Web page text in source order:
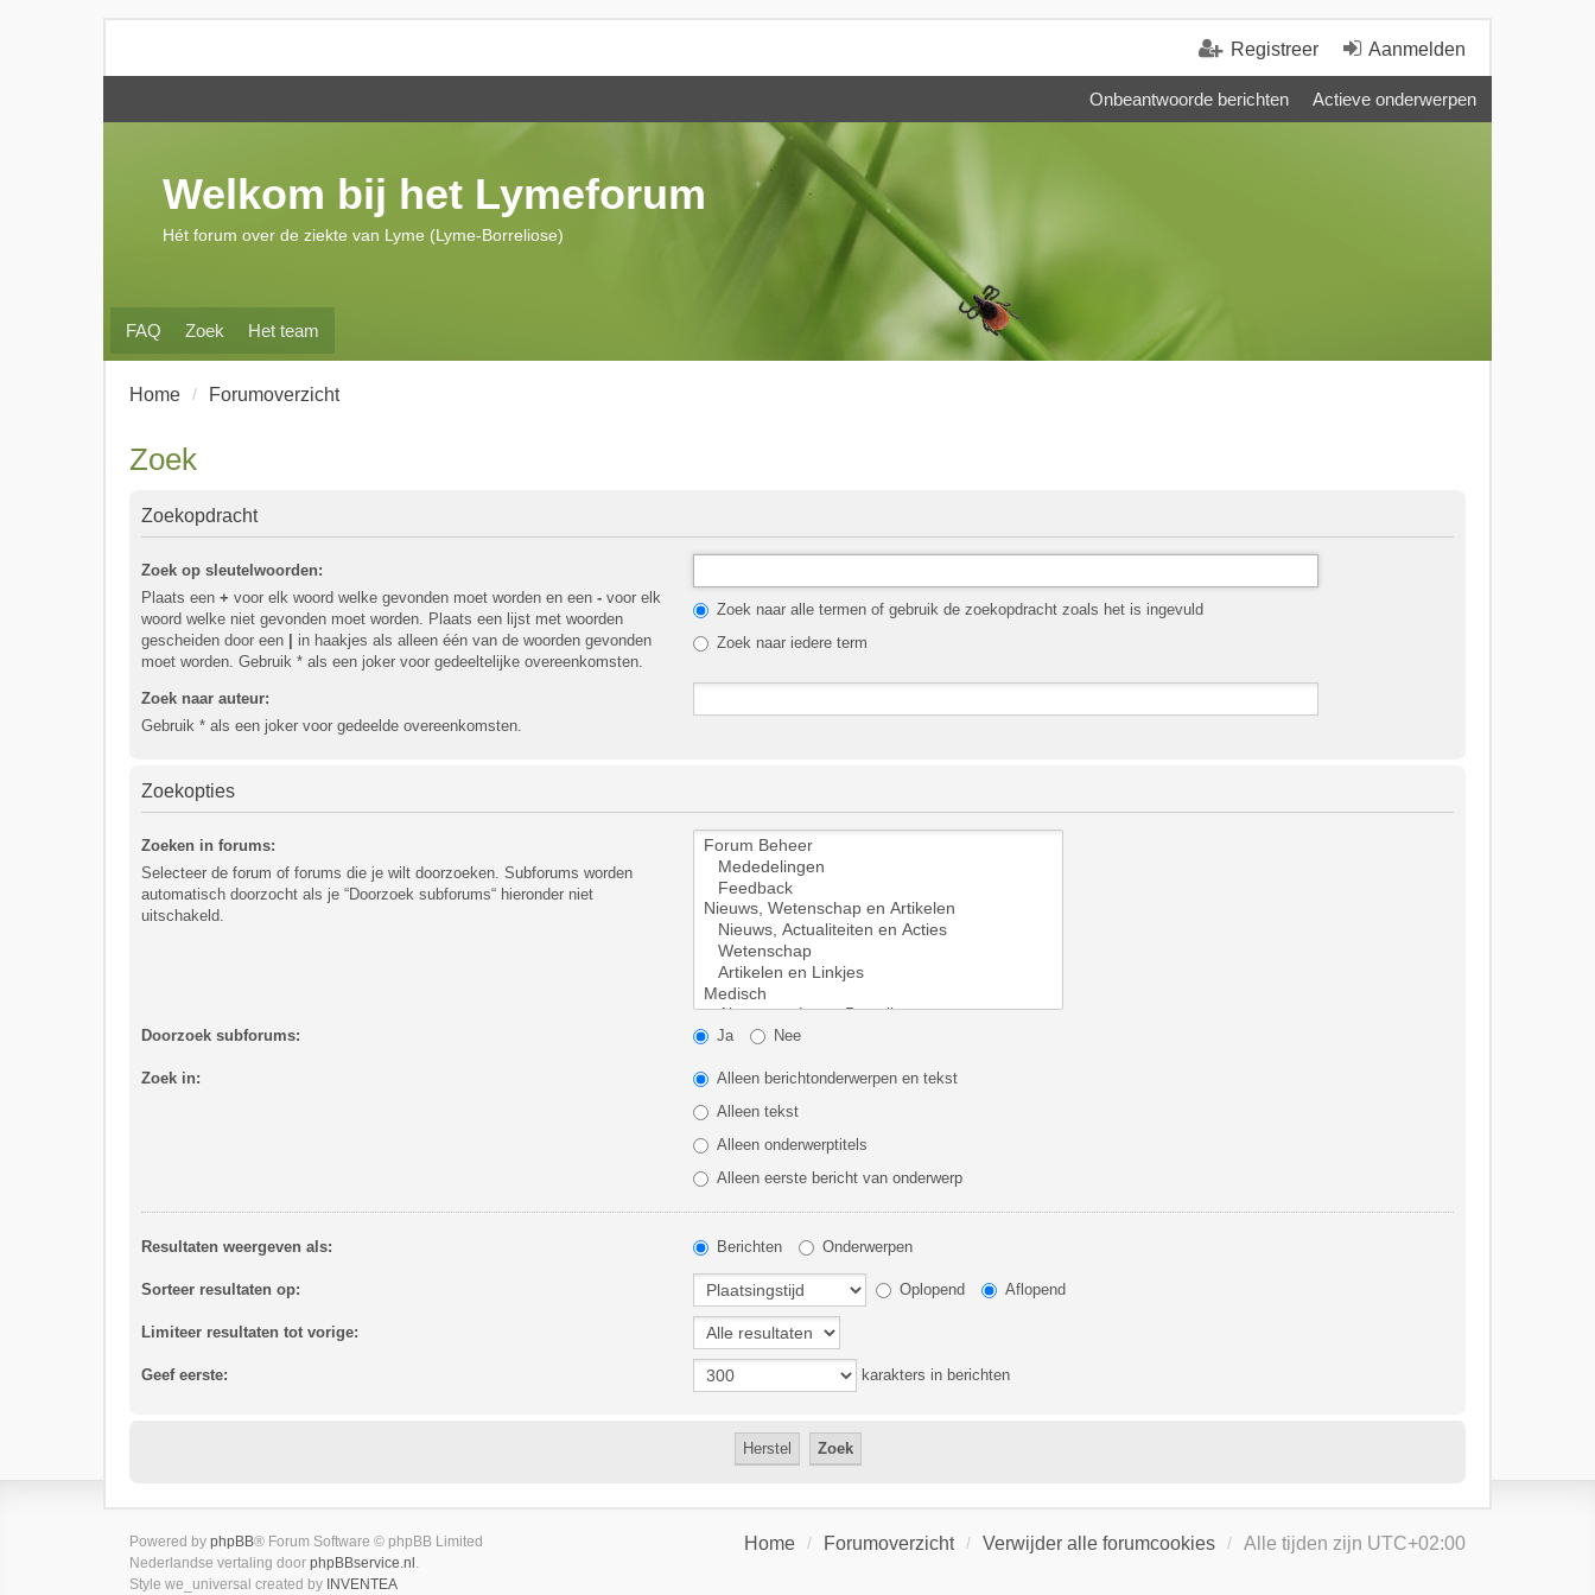
Aanmelden
Registreer
Onbeantwoorde berichten Actieve onderwerpen
FAQ Zoek Het team
Welkom bij het Lymeforum
Hét forum over de ziekte van Lyme (Lyme-Borreliose)
Home Forumoverzicht
Zoek
Zoekopdracht
Zoek op sleutelwoorden:
Plaats een + voor elk woord welke gevonden moet worden en een - voor elk
woord welke niet gevonden moet worden. Plaats een lijst met woorden
gescheiden door een
in haakjes als alleen één van de woorden gevonden
moet worden. Gebruik * als een joker voor gedeeltelijke overeenkomsten.
Zoek naar alle termen of gebruik de zoekopdracht zoals het is ingevuld
Zoek naar iedere term
Zoek naar auteur:
Gebruik * als een joker voor gedeelde overeenkomsten.
Zoekopties
Zoeken in forums:
Selecteer de forum of forums die je wilt doorzoeken. Subforums worden
automatisch doorzocht als je “Doorzoek subforums“ hieronder niet
uitschakeld.
Doorzoek subforums: Ja Nee
Zoek in:
Alleen berichtonderwerpen en tekst
Alleen tekst
Alleen onderwerptitels
Alleen eerste bericht van onderwerp
Resultaten weergeven als: Berichten Onderwerpen
Sorteer resultaten op: Oplopend Aflopend
Limiteer resultaten tot vorige:
Geef eerste: karakters in berichten
Home Forumoverzicht Verwijder alle forumcookies Alle tijden zijn UTC+02:00
Powered by phpBB® Forum Software © phpBB Limited
Nederlandse vertaling door phpBBservice.nl .
Style we_universal created by INVENTEA